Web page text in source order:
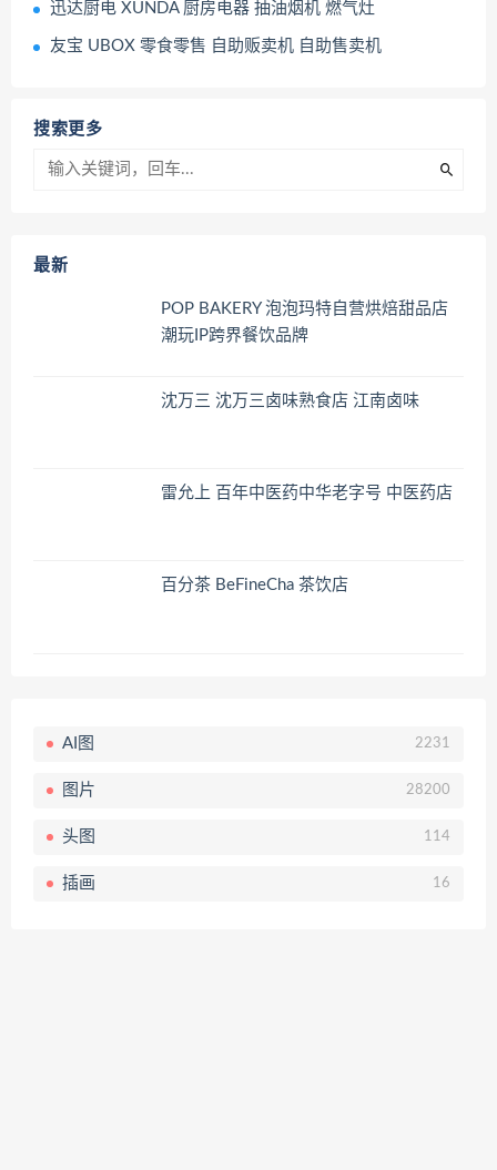
迅达厨电 XUNDA 厨房电器 抽油烟机 燃气灶
友宝 UBOX 零食零售 自助贩卖机 自助售卖机
搜索更多
最新
POP BAKERY 泡泡玛特自营烘焙甜品店
潮玩IP跨界餐饮品牌
沈万三 沈万三卤味熟食店 江南卤味
雷允上 百年中医药中华老字号 中医药店
百分茶 BeFineCha 茶饮店
AI图 2231
图片 28200
头图 114
插画 16